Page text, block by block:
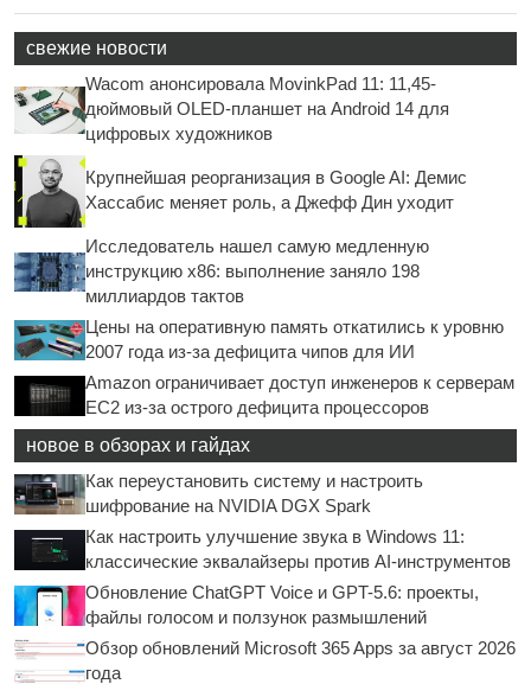
свежие новости
Wacom анонсировала MovinkPad 11: 11,45-
дюймовый OLED-планшет на Android 14 для
цифровых художников
Крупнейшая реорганизация в Google AI: Демис
Хассабис меняет роль, а Джефф Дин уходит
Исследователь нашел самую медленную
инструкцию x86: выполнение заняло 198
миллиардов тактов
Цены на оперативную память откатились к уровню
2007 года из-за дефицита чипов для ИИ
Amazon ограничивает доступ инженеров к серверам
EC2 из-за острого дефицита процессоров
новое в обзорах и гайдах
Как переустановить систему и настроить
шифрование на NVIDIA DGX Spark
Как настроить улучшение звука в Windows 11:
классические эквалайзеры против AI-инструментов
Обновление ChatGPT Voice и GPT-5.6: проекты,
файлы голосом и ползунок размышлений
Обзор обновлений Microsoft 365 Apps за август 2026
года